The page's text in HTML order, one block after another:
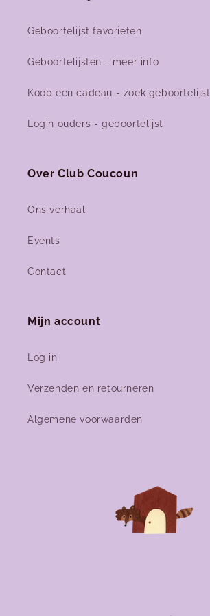
Geboortelijst favorieten
Geboortelijsten - meer info
Koop een cadeau - zoek geboortelijst
Login ouders - geboortelijst
Over Club Coucoun
Ons verhaal
Events
Contact
Mijn account
Log in
Verzenden en retourneren
Algemene voorwaarden
Facebook